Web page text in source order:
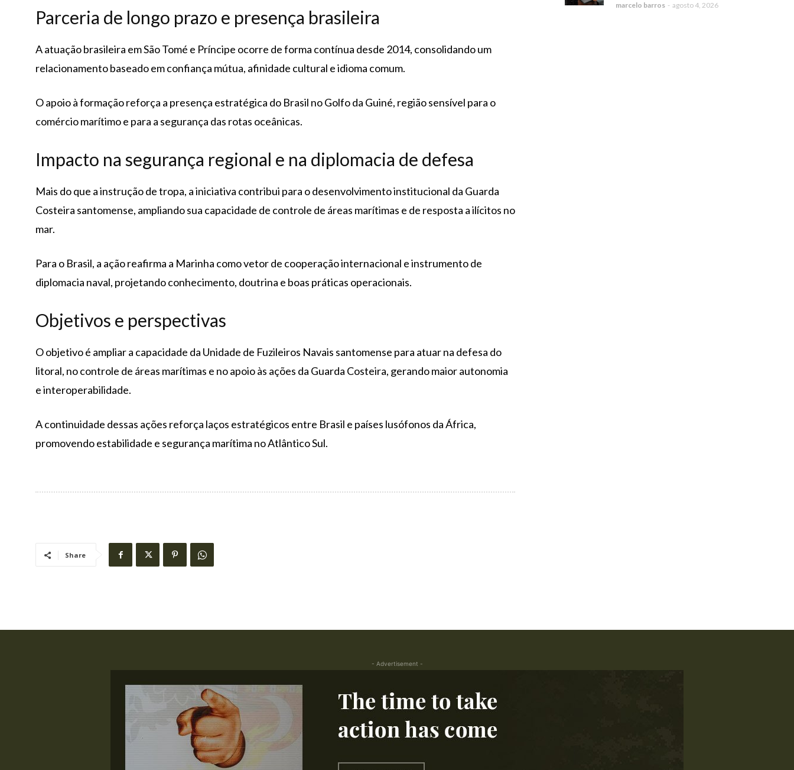
Parceria de longo prazo e presença brasileira
A atuação brasileira em São Tomé e Príncipe ocorre de forma contínua desde 2014, consolidando um
relacionamento baseado em confiança mútua, afinidade cultural e idioma comum.
O apoio à formação reforça a presença estratégica do Brasil no Golfo da Guiné, região sensível para o
comércio marítimo e para a segurança das rotas oceânicas.
Impacto na segurança regional e na diplomacia de defesa
Mais do que a instrução de tropa, a iniciativa contribui para o desenvolvimento institucional da Guarda
Costeira santomense, ampliando sua capacidade de controle de áreas marítimas e de resposta a ilícitos no
mar.
Para o Brasil, a ação reafirma a Marinha como vetor de cooperação internacional e instrumento de
diplomacia naval, projetando conhecimento, doutrina e boas práticas operacionais.
Objetivos e perspectivas
O objetivo é ampliar a capacidade da Unidade de Fuzileiros Navais santomense para atuar na defesa do
litoral, no controle de áreas marítimas e no apoio às ações da Guarda Costeira, gerando maior autonomia
e interoperabilidade.
A continuidade dessas ações reforça laços estratégicos entre Brasil e países lusófonos da África,
promovendo estabilidade e segurança marítima no Atlântico Sul.
Share
marcelo barros - agosto 4, 2026
- Advertisement -